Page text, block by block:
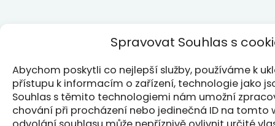
Spravovat Souhlas s
Abychom poskytli co nejlepší služby, používáme k
přístupu k informacím o zařízení, technologie jako
Souhlas s těmito technologiemi nám umožní
chování při procházení nebo jedinečná ID na tomto